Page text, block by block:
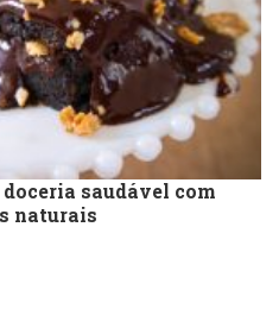
saudável com
naturais